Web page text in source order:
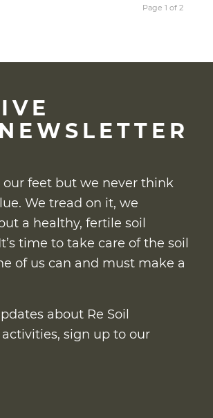
Page 1 of 2
our feet but we never think
We tread on it, we
a healthy, fertile soil
time to take care of the soil
of us can and must make a
about Re Soil
sign up to our